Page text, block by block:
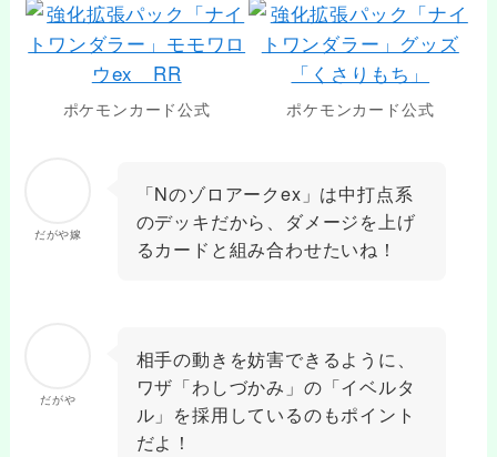
ポケモンカード公式 ポケモンカード公式
だがや嫁
「Nのゾロアークex」は中打点系
のデッキだから、ダメージを上げ
るカードと組み合わせたいね！
だがや
相手の動きを妨害できるように、
ワザ「わしづかみ」の「イベルタ
ル」を採用しているのもポイント
だよ！